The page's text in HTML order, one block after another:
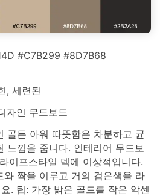
#C7B299 #8D7B68
, 세련된
자인 무드보드
골든 아워 따뜻함은 차분하고 균
느낌을 줍니다. 인테리어 무드보
이프스타일 덱에 이상적입니다.
와 짝을 이루고 거의 검은색을 라
. 팁: 가장 밝은 골드를 작은 악센